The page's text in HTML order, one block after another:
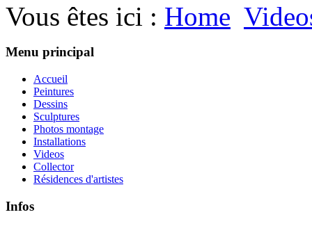
Vous êtes ici : Home
Menu principal
Accueil
Peintures
Dessins
Sculptures
Photos montage
Installations
Videos
Collector
Résidences d'artistes
Infos